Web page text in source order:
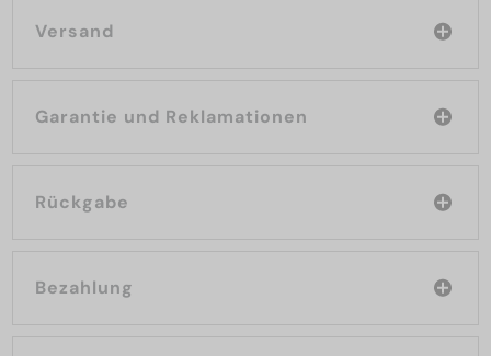
Versand
Garantie und Reklamationen
Rückgabe
Bezahlung